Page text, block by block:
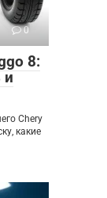
0
8:
и
Chery
какие